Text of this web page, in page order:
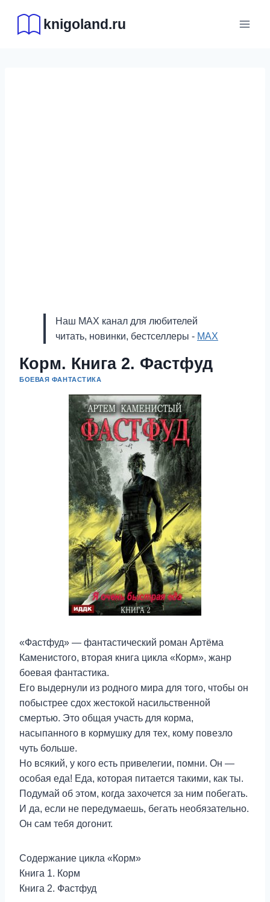
содержимому
knigoland.ru
Наш MAX канал для любителей
читать, новинки, бестселлеры - MAX
Корм. Книга 2. Фастфуд
БОЕВАЯ ФАНТАСТИКА
«Фастфуд» — фантастический роман Артёма
Каменистого, вторая книга цикла «Корм», жанр
боевая фантастика.
Его выдернули из родного мира для того, чтобы он
побыстрее сдох жестокой насильственной
смертью. Это общая участь для корма,
насыпанного в кормушку для тех, кому повезло
чуть больше.
Но всякий, у кого есть привелегии, помни. Он —
особая еда! Еда, которая питается такими, как ты.
Подумай об этом, когда захочется за ним побегать.
И да, если не передумаешь, бегать необязательно.
Он сам тебя догонит.
Содержание цикла «Корм»
Книга 1. Корм
Книга 2. Фастфуд